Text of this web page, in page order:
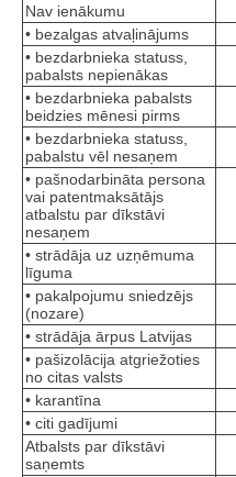
Nav ienākumu
• bezalgas atvaļinājums
• bezdarbnieka statuss,
pabalsts nepienākas
• bezdarbnieka pabalsts
beidzies mēnesi pirms
• bezdarbnieka statuss,
pabalstu vēl nesaņem
• pašnodarbināta persona
vai patentmaksātājs
atbalstu par dīkstāvi
nesaņem
• strādāja uz uzņēmuma
līguma
• pakalpojumu sniedzējs
(nozare)
• strādāja ārpus Latvijas
• pašizolācija atgriežoties
no citas valsts
• karantīna
• citi gadījumi
Atbalsts par dīkstāvi
saņemts